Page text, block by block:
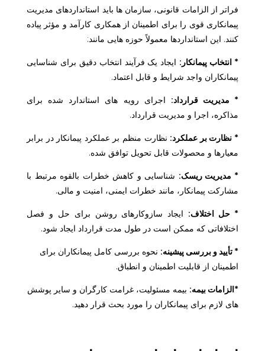
فراتر از الزامات قانونی، سازمان ها باید استانداردهای مدیریت
پیمانکاری قوی را برای اطمینان از همکاری کارآمد و مؤثر پیاده
کنند. این استانداردها معمولاً حوزه هایی مانند:
* انتخاب پیمانکار: ایجاد یک فرآیند انتخاب دقیق برای شناسایی
پیمانکاران واجد شرایط و قابل اعتماد.
* مدیریت قرارداد: اجرای رویه های استاندارد شده برای
مذاکره، اجرا و مدیریت قرارداد.
* نظارت بر عملکرد: نظارت منظم بر عملکرد پیمانکار در برابر
معیارها و محصولات قابل تحویل توافق شده.
* مدیریت ریسک: شناسایی و کاهش خطرات بالقوه مرتبط با
مشارکت پیمانکار، مانند خطرات ایمنی، امنیت و مالی.
* حل اختلاف: ایجاد سازوکارهای روشن برای حل و فصل
اختلافاتی که ممکن است در طول مدت قرارداد ایجاد شود.
* تأیید و بررسی پیشینه: نحوه بررسی کامل پیمانکاران برای
اطمینان از قابلیت اطمینان و انطباق.
*الزامات بیمه: بیمه مسئولیت، غرامت کارگران و سایر پوشش
های لازم برای پیمانکاران را مورد بحث قرار دهید.